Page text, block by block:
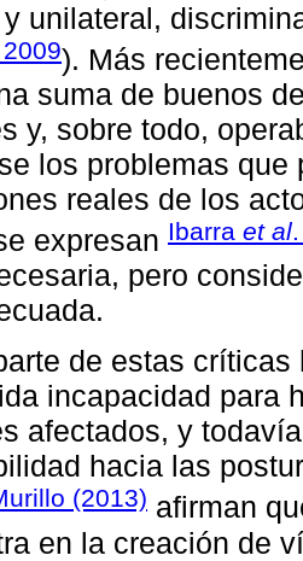
unilateral,
). Más
suma de buenos
y, sobre todo,
los problemas
reales de los
expresan Ibarra et al
pero
de estas
incapacidad para
afectados, y
hacia las
(2013) afirman
en la creación de